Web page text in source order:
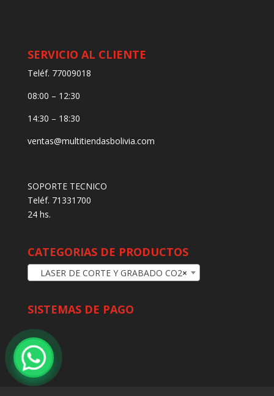
SERVICIO AL CLIENTE
Teléf. 77009018
08:00 – 12:30
14:30 – 18:30
ventas@multitiendasbolivia.com
SOPORTE TECNICO
Teléf. 71331700
24 hs.
CATEGORIAS DE PRODUCTOS
×
LASER DE CORTE Y GRABADO CO2
SISTEMAS DE PAGO